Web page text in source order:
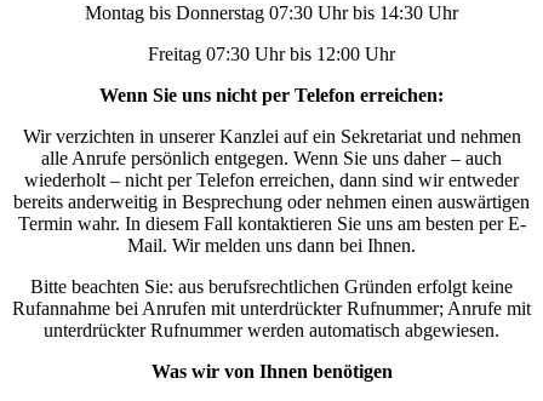
Montag bis Donnerstag 07:30 Uhr bis 14:30 Uhr
Freitag 07:30 Uhr bis 12:00 Uhr
Wenn Sie uns nicht per Telefon erreichen:
Wir verzichten in unserer Kanzlei auf ein Sekretariat und nehmen
alle Anrufe persönlich entgegen. Wenn Sie uns daher – auch
wiederholt – nicht per Telefon erreichen, dann sind wir entweder
bereits anderweitig in Besprechung oder nehmen einen auswärtigen
Termin wahr. In diesem Fall kontaktieren Sie uns am besten per E-
Mail. Wir melden uns dann bei Ihnen.
Bitte beachten Sie: aus berufsrechtlichen Gründen erfolgt keine
Rufannahme bei Anrufen mit unterdrückter Rufnummer; Anrufe mit
unterdrückter Rufnummer werden automatisch abgewiesen.
Was wir von Ihnen benötigen